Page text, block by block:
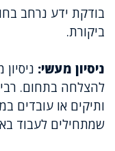
בודקת ידע נרחב
ביקורת.
ניסיון מעשי:
להצלחה בתחום.
ותיקים או עובדים
שמתחילים לעבוד